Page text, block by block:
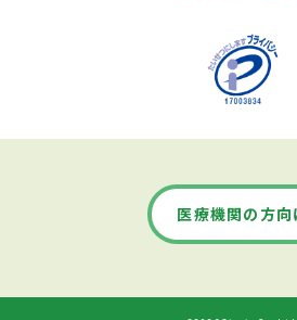
医療機関の方